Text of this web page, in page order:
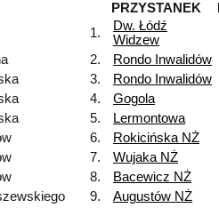
PRZYSTANEK
1.
Dw. Łódź
Widzew
2. Rondo Inwalidów
3. Rondo Inwalidów
4. Gogola
5. Lermontowa
6. Rokicińska NŻ
7. Wujaka NŻ
8. Bacewicz NŻ
9. Augustów NŻ